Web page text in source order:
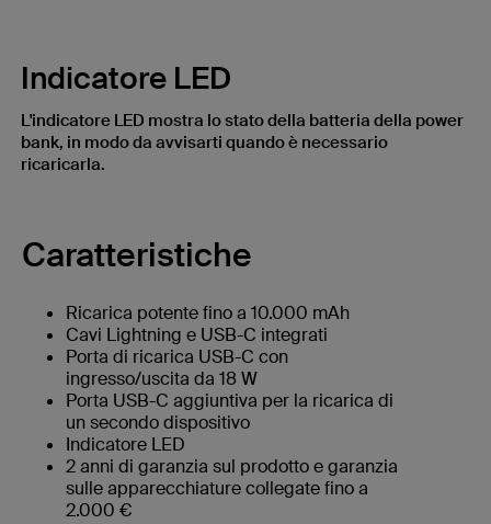
Indicatore LED
L'indicatore LED mostra lo stato della batteria della power
bank, in modo da avvisarti quando è necessario
ricaricarla.
Caratteristiche
Ricarica potente fino a 10.000 mAh
Cavi Lightning e USB-C integrati
Porta di ricarica USB-C con
ingresso/uscita da 18 W
Porta USB-C aggiuntiva per la ricarica di
un secondo dispositivo
Indicatore LED
2 anni di garanzia sul prodotto e garanzia
sulle apparecchiature collegate fino a
2.000 €